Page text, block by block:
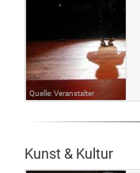
Quelle: Veranstalter
Kunst & Kultur